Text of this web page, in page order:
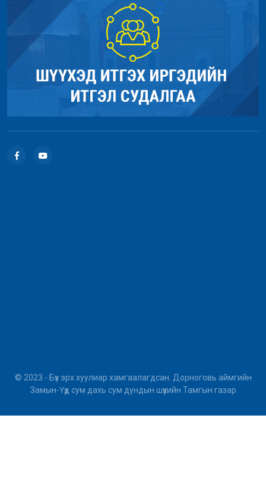
© 2023 - Бүх эрх хуулиар хамгаалагдсан. Дорноговь аймгийн
Замын-Үүд сум дахь сум дундын шүүхийн Тамгын газар